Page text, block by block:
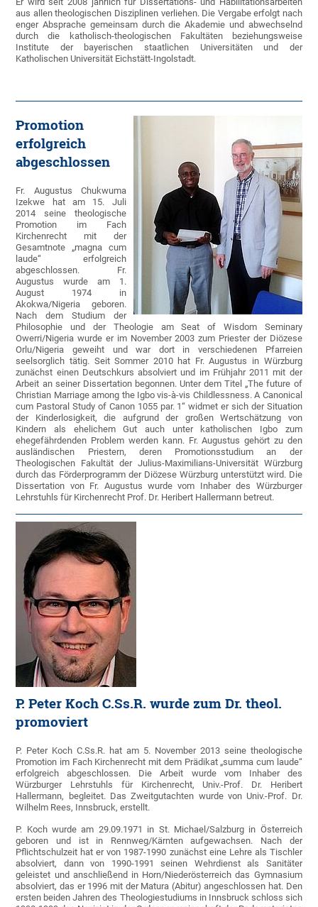
aus allen theologischen Disziplinen verliehen. Die Vergabe erfolgt nach
enger Absprache gemeinsam durch die Akademie und abwechselnd
durch die katholisch-theologischen Fakultäten beziehungsweise
Institute der bayerischen staatlichen Universitäten und der
Katholischen Universität Eichstätt-Ingolstadt.
Promotion
erfolgreich
abgeschlossen
Fr. Augustus Chukwuma
Izekwe hat am 15. Juli
2014 seine theologische
Promotion im Fach
Kirchenrecht mit der
Gesamtnote „magna cum
laude“ erfolgreich
abgeschlossen. Fr.
Augustus wurde am 1.
August 1974 in
Akokwa/Nigeria geboren.
Nach dem Studium der
Philosophie und der Theologie am Seat of Wisdom Seminary
Owerri/Nigeria wurde er im November 2003 zum Priester der Diözese
Orlu/Nigeria geweiht und war dort in verschiedenen Pfarreien
seelsorglich tätig. Seit Sommer 2010 hat Fr. Augustus in Würzburg
zunächst einen Deutschkurs absolviert und im Frühjahr 2011 mit der
Arbeit an seiner Dissertation begonnen. Unter dem Titel „The future of
Christian Marriage among the Igbo vis-à-vis Childlessness. A Canonical
cum Pastoral Study of Canon 1055 par. 1“ widmet er sich der Situation
der Kinderlosigkeit, die aufgrund der großen Wertschätzung von
Kindern als ehelichem Gut auch unter katholischen Igbo zum
ehegefährdenden Problem werden kann. Fr. Augustus gehört zu den
ausländischen Priestern, deren Promotionsstudium an der
Theologischen Fakultät der Julius-Maximilians-Universität Würzburg
durch das Förderprogramm der Diözese Würzburg unterstützt wird. Die
Dissertation von Fr. Augustus wurde vom Inhaber des Würzburger
Lehrstuhls für Kirchenrecht Prof. Dr. Heribert Hallermann betreut.
P. Peter Koch C.Ss.R. wurde zum Dr. theol.
promoviert
P. Peter Koch C.Ss.R. hat am 5. November 2013 seine theologische
Promotion im Fach Kirchenrecht mit dem Prädikat „summa cum laude“
erfolgreich abgeschlossen. Die Arbeit wurde vom Inhaber des
Würzburger Lehrstuhls für Kirchenrecht, Univ.-Prof. Dr. Heribert
Hallermann, begleitet. Das Zweitgutachten wurde von Univ.-Prof. Dr.
Wilhelm Rees, Innsbruck, erstellt.
P. Koch wurde am 29.09.1971 in St. Michael/Salzburg in Österreich
geboren und ist in Rennweg/Kärnten aufgewachsen. Nach der
Pflichtschulzeit hat er von 1987-1990 zunächst eine Lehre als Tischler
absolviert, dann von 1990-1991 seinen Wehrdienst als Sanitäter
geleistet und anschließend in Horn/Niederösterreich das Gymnasium
absolviert, das er 1996 mit der Matura (Abitur) angeschlossen hat. Den
ersten beiden Jahren des Theologiestudiums in Innsbruck schloss sich